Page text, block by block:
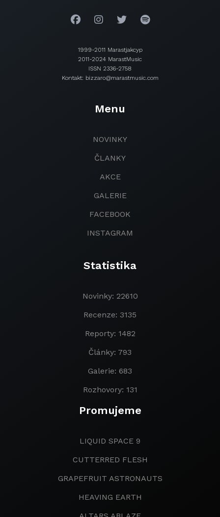
1999-2011 Marastjakcyp
2011-2024 MarastMusic
ISSN 2336-2758
Kontakt: bizzaro@marastmusic.com
Menu
NOVINKY
ČLANKY
AKCE
GALERIE
FACEBOOK
INSTAGRAM
Statistika
Novinky: 22610
Recenze: 3135
Reporty: 1482
Články: 793
Galerie: 683
Rozhovory: 131
Promujeme
LIQUID SPACE 9
CUTTERRED FLESH
GRAPEFRUIT ASTRONAUTS
HEAVING EARTH